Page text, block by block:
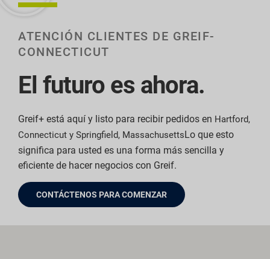
ATENCIÓN CLIENTES DE GREIF-
CONNECTICUT
El futuro es ahora.
Greif+ está aquí y listo para recibir pedidos en Hartford,
Connecticut y Springfield, MassachusettsLo que esto
significa para usted es una forma más sencilla y
eficiente de hacer negocios con Greif.
CONTÁCTENOS PARA COMENZAR